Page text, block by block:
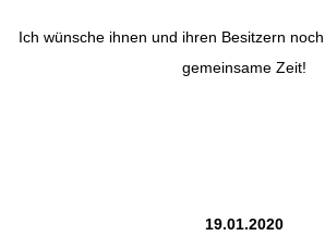
Ich wünsche ihnen und ihren Besitzern
gemeinsame Zeit!
19.01.2020